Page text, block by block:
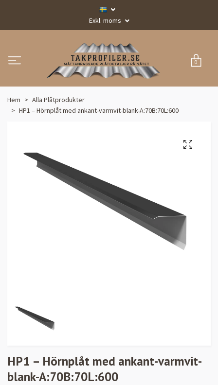
Exkl. moms
0
Hem
Alla Plåtprodukter
HP1 – Hörnplåt med ankant-varmvit-blank-A:70B:70L:600
HP1 – Hörnplåt med ankant-varmvit-
blank-A:70B:70L:600